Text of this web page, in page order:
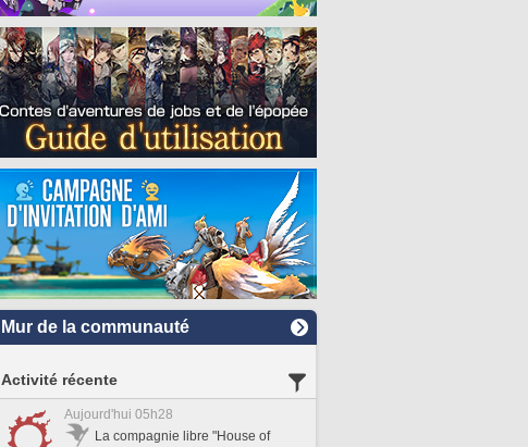
Mur de la communauté
Activité récente
Aujourd'hui 05h28
La compagnie libre "House of